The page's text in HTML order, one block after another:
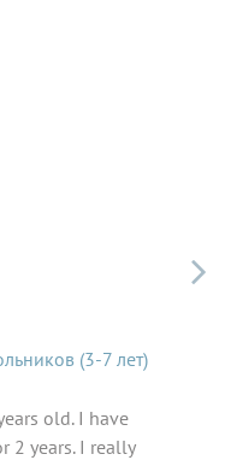
(3-7 лет)
old. I have
2 years. I really
